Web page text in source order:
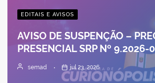
EDITAIS E AVISOS
AVISO DE SUSPENÇÃO –
PRESENCIAL SRP Nº 9.2026-
semad jul 23, 2026